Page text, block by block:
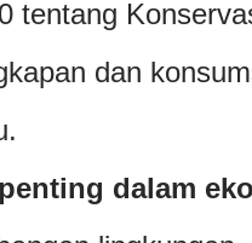
tentang
dan
dalam